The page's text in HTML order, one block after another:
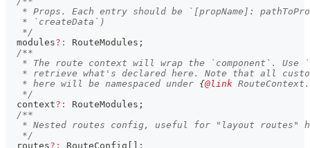
* Props. Each entry should be `[propName]:
   * `createData`)
   */
  modules
? : RouteModules ;
/**
* The route context will wrap the `component`. Use
* retrieve what's declared here. Note that all
   * here will be namespaced under
{@link
   */
  context
? : RouteModules ;
/**
* Nested routes config, useful for "layout routes"
   */
  routes
? : RouteConfig
;